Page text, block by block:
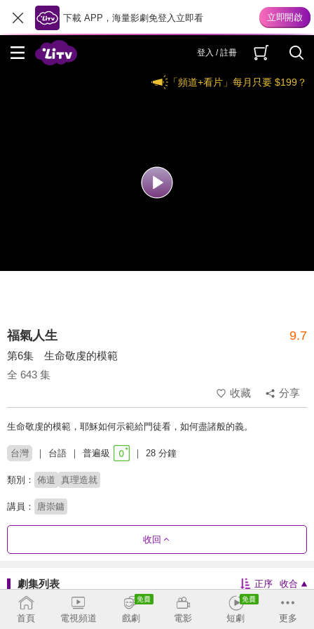
下載 APP，海量影劇免登入立即看
登入 / 註冊
「頻道+看片」每月只要 $199？
福氣人生 9.7
第6集 生命敬虔的模範
全 643 集
收藏
分享
生命敬虔的模範，耶穌如何示範給門徒看，如何盡諸般的義。
台灣 台語 普遍級 28 分鐘
類別： 佈道 真理造就
講員： 唐崇鏞
收回
劇集列表 正序 收合
37 - 72 73 - 116
首頁 電視頻道 戲劇 電影 短劇 更多